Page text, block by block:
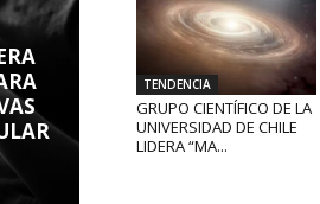
TENDENCIA
GRUPO CIENTÍFICO DE LA
UNIVERSIDAD DE CHILE
LIDERA “MA...